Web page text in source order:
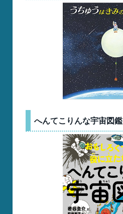
へんてこりんな宇宙図鑑